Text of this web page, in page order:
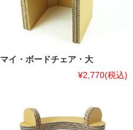
マイ・ボードチェア・大
¥2,770(税込)